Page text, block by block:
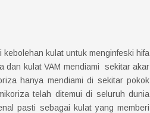
kulat untuk menginfeski hifa
dan kulat VAM mendiami sekitar akar
hanya mendiami di sekitar pokok
telah ditemui di seluruh dunia
pasti sebagai kulat yang memberi